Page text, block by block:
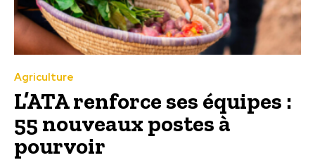
Agriculture
L’ATA renforce ses équipes :
55 nouveaux postes à
pourvoir